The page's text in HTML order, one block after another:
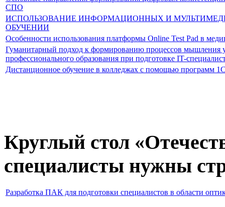
СПО
ИСПОЛЬЗОВАНИЕ ИНФОРМАЦИОННЫХ И
ОБУЧЕНИИ
Особенности использования платформы Online Test Pad в
Гуманитарный подход к формированию процессов мышления
профессионального образования при подготовке IT-
Дистанционное обучение в колледжах с помощью программ
Круглый стол
специалисты нужны
Разработка ПАК для подготовки специалистов в области